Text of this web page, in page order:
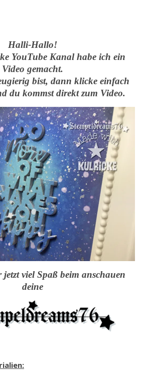
Halli-Hallo!
YouTube Kanal habe ich ein
Video gemacht.
bist, dann klicke einfach
du kommst direkt zum Video.
viel Spaß beim anschauen
deine